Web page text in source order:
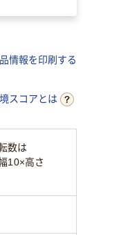
情報を印刷する
スコアとは
数は
10×高さ